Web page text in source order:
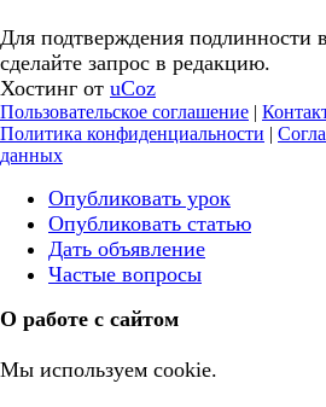
Для подтверждения подлинности
сделайте запрос в редакцию.
Хостинг от uCoz
Пользовательское соглашение |
Политика конфиденциальности |
данных
Опубликовать урок
Опубликовать статью
Дать объявление
Частые вопросы
О работе с сайтом
Мы используем cookie.